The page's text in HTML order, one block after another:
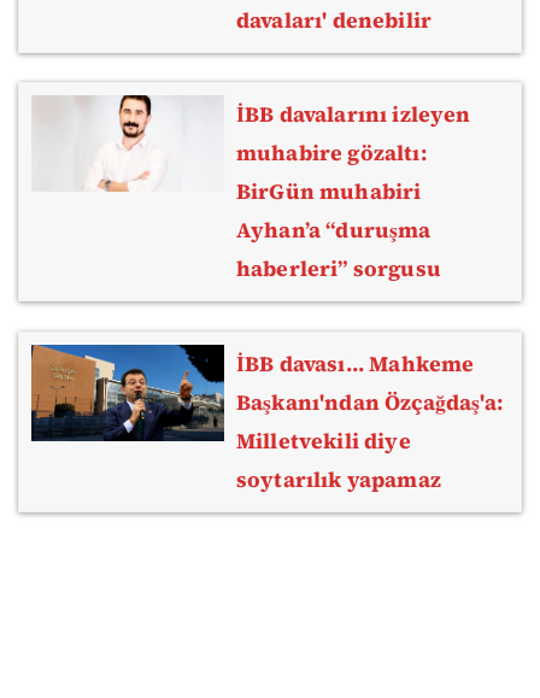
davaları' denebilir
İBB davalarını izleyen
muhabire gözaltı:
BirGün muhabiri
Ayhan’a “duruşma
haberleri” sorgusu
İBB davası... Mahkeme
Başkanı'ndan Özçağdaş'a:
Milletvekili diye
soytarılık yapamaz